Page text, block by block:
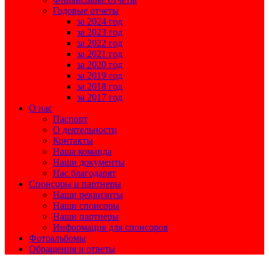
Годовые отчеты
за 2024 год
за 2023 год
за 2022 год
за 2021 год
за 2020 год
за 2019 год
за 2018 год
за 2017 год
О нас
Паспорт
О деятельности
Контакты
Наша команда
Наши документы
Нас благодарят
Спонсоры и партнеры
Наши реквизиты
Наши спонсоры
Наши партнеры
Информация для спонсоров
Фотоальбомы
Обращения и ответы